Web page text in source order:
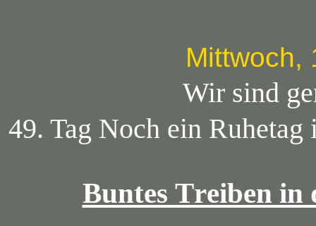
Mittwoch,
Wir sind
49. Tag Noch ein Ruhetag
Buntes Treiben in